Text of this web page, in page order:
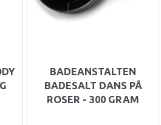
BADEANSTALTEN
BADESALT DANS PÅ
ROSER - 300 GRAM